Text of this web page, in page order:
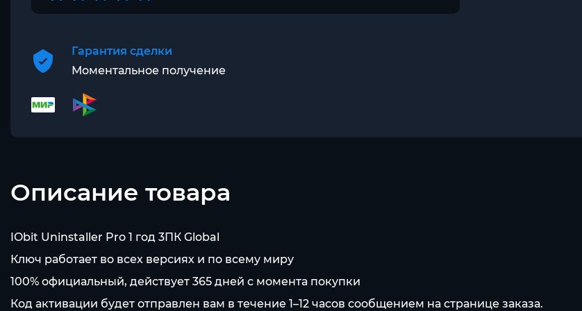
Гарантия сделки
Моментальное получение
Описание товара
IObit Uninstaller Pro 1 год 3ПК Global
Ключ работает во всех версиях и по всему миру
100% официальный, действует 365 дней с момента покупки
Код активации будет отправлен вам в течение 1–12 часов сообщением на странице заказа.